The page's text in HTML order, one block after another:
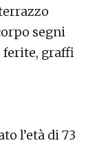
segni
ferite, graffi
l’età di 73